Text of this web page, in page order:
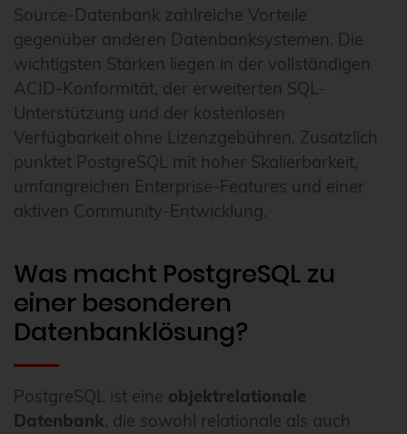
Source-Datenbank zahlreiche Vorteile
gegenüber anderen Datenbanksystemen. Die
wichtigsten Stärken liegen in der vollständigen
ACID-Konformität, der erweiterten SQL-
Unterstützung und der kostenlosen
Verfügbarkeit ohne Lizenzgebühren. Zusätzlich
punktet PostgreSQL mit hoher Skalierbarkeit,
umfangreichen Enterprise-Features und einer
aktiven Community-Entwicklung.
Was macht PostgreSQL zu
einer besonderen
Datenbanklösung?
PostgreSQL ist eine objektrelationale
Datenbank, die sowohl relationale als auch